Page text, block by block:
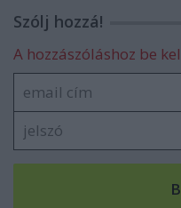
Szólj hozzá!
A hozzászóláshoz be